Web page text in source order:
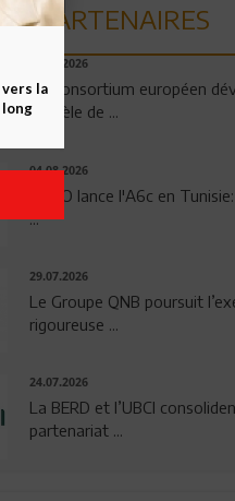
PARTENAIRES
06.08.2026
Un consortium européen
modèle de ...
04.08.2026
OPPO lance l'A6c en
...
29.07.2026
Le Groupe QNB poursuit
rigoureuse ...
24.07.2026
La BERD et l’UBCI
partenariat ...
la